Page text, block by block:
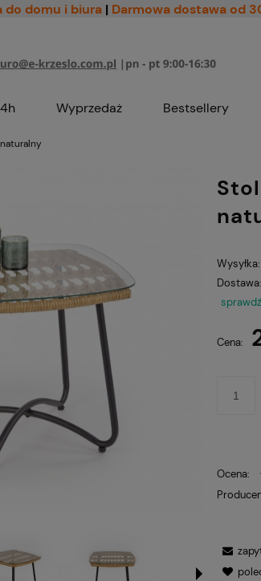
do domu i biura | Darmowa dostawa od
Wyprzedaż Bestsellery
Wysyłka:
Dostawa:
Cena:
Ocena: